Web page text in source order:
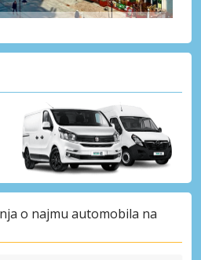
o najmu automobila na